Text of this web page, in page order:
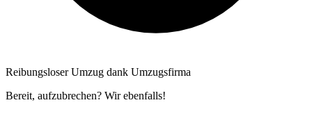
Reibungsloser Umzug dank Umzugsfirma
Bereit, aufzubrechen? Wir ebenfalls!